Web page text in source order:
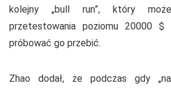
kolejny „bull run”, który
przetestowania poziomu 20000
próbować go przebić.
Zhao dodał, że podczas gdy